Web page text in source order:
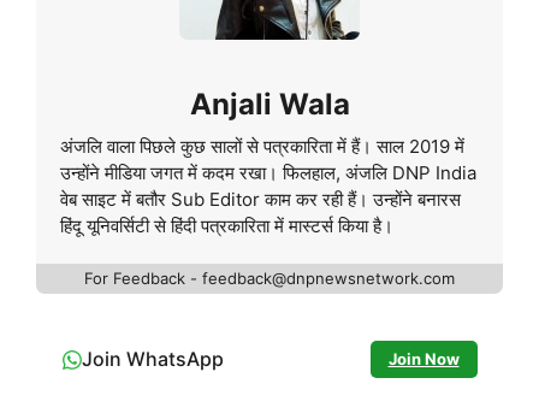
Anjali Wala
अंजलि वाला पिछले कुछ सालों से पत्रकारिता में हैं। साल 2019 में
उन्होंने मीडिया जगत में कदम रखा। फिलहाल, अंजलि DNP India
वेब साइट में बतौर Sub Editor काम कर रही हैं। उन्होंने बनारस
हिंदू यूनिवर्सिटी से हिंदी पत्रकारिता में मास्टर्स किया है।
For Feedback - feedback@dnpnewsnetwork.com
Join WhatsApp Join Now